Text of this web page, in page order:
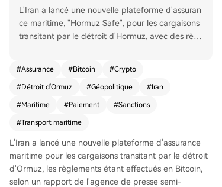
L'Iran a lancé une nouvelle plateforme d'assuran
ce maritime, "Hormuz Safe", pour les cargaisons
transitant par le détroit d'Hormuz, avec des règl
cielle Fars, intègre la cryptomonnaie dans un co
uloir de transport stratégique et politiquement s
ensible, par lequel transite environ 21% de la co
vise à délivrer des polices d'assurance et des ce
rtificats de responsabilité financière, pouvant gé
nérer plus de 10 milliards de dollars de revenus.
Le rapport précise que les paiements en Bitcoin
sont "rapides et cryptographiquement vérifiable
#Assurance #Bitcoin #Crypto
#Détroit d'Ormuz #Géopolitique #Iran
#Maritime #Paiement #Sanctions
#Transport maritime
L'Iran a lancé une nouvelle plateforme d'assurance
maritime pour les cargaisons transitant par le détroit
d'Ormuz, les règlements étant effectués en Bitcoin,
selon un rapport de l'agence de presse semi-